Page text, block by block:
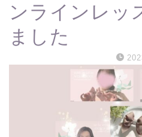
ンラインレッ
ました